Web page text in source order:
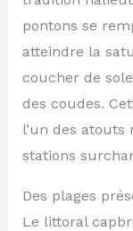
pontons se
atteindre la
coucher de
des coudes.
l’un des
stations
Des plages
Le littoral